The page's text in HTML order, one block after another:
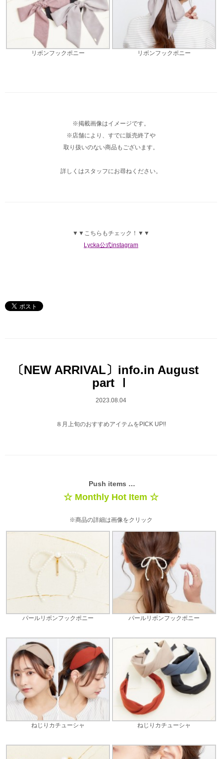
リボンフックポニー リボンフックポニー
※掲載画像はイメージです。
※店舗により、すでに販売終了や
取り扱いのない商品もございます。
詳しくはスタッフにお尋ねください。
▼▼こちらもチェック！▼▼
Lycka公式instagram
〔NEW ARRIVAL〕info.in August
part Ⅰ
2023.08.04
８月上旬のおすすめアイテムをPICK UP!!
Push items …
☆ Monthly Hot Item ☆
※商品の詳細は画像をクリック
パールリボンフックポニー パールリボンフックポニー
ねじりカチューシャ ねじりカチューシャ